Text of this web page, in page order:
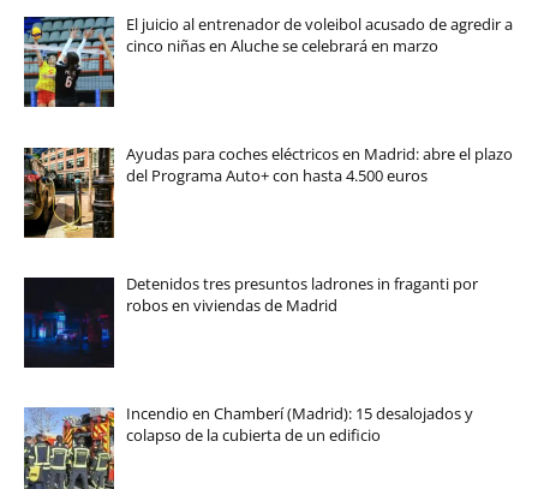
El juicio al entrenador de voleibol acusado de agredir a
cinco niñas en Aluche se celebrará en marzo
Ayudas para coches eléctricos en Madrid: abre el plazo
del Programa Auto+ con hasta 4.500 euros
Detenidos tres presuntos ladrones in fraganti por
robos en viviendas de Madrid
Incendio en Chamberí (Madrid): 15 desalojados y
colapso de la cubierta de un edificio